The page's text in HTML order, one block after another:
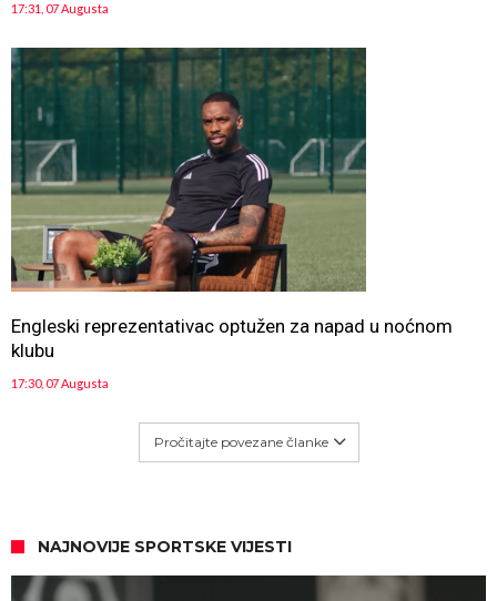
17:31, 07 Augusta
Engleski reprezentativac optužen za napad u noćnom
klubu
17:30, 07 Augusta
Pročitajte povezane članke
NAJNOVIJE SPORTSKE VIJESTI